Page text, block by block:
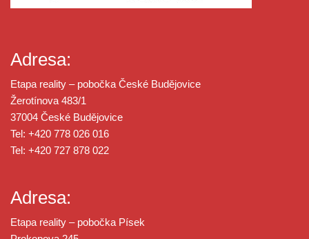
Adresa:
Etapa reality – pobočka České Budějovice
Žerotínova 483/1
37004 České Budějovice
Tel: +420 778 026 016
Tel: +420 727 878 022
Adresa:
Etapa reality – pobočka Písek